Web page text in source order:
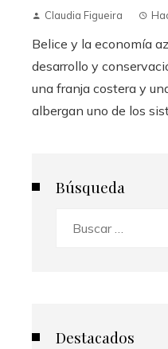
Claudia Figueira
Belice y la economía
desarrollo y
una franja costera y
albergan uno de los
Búsqueda
Destacados